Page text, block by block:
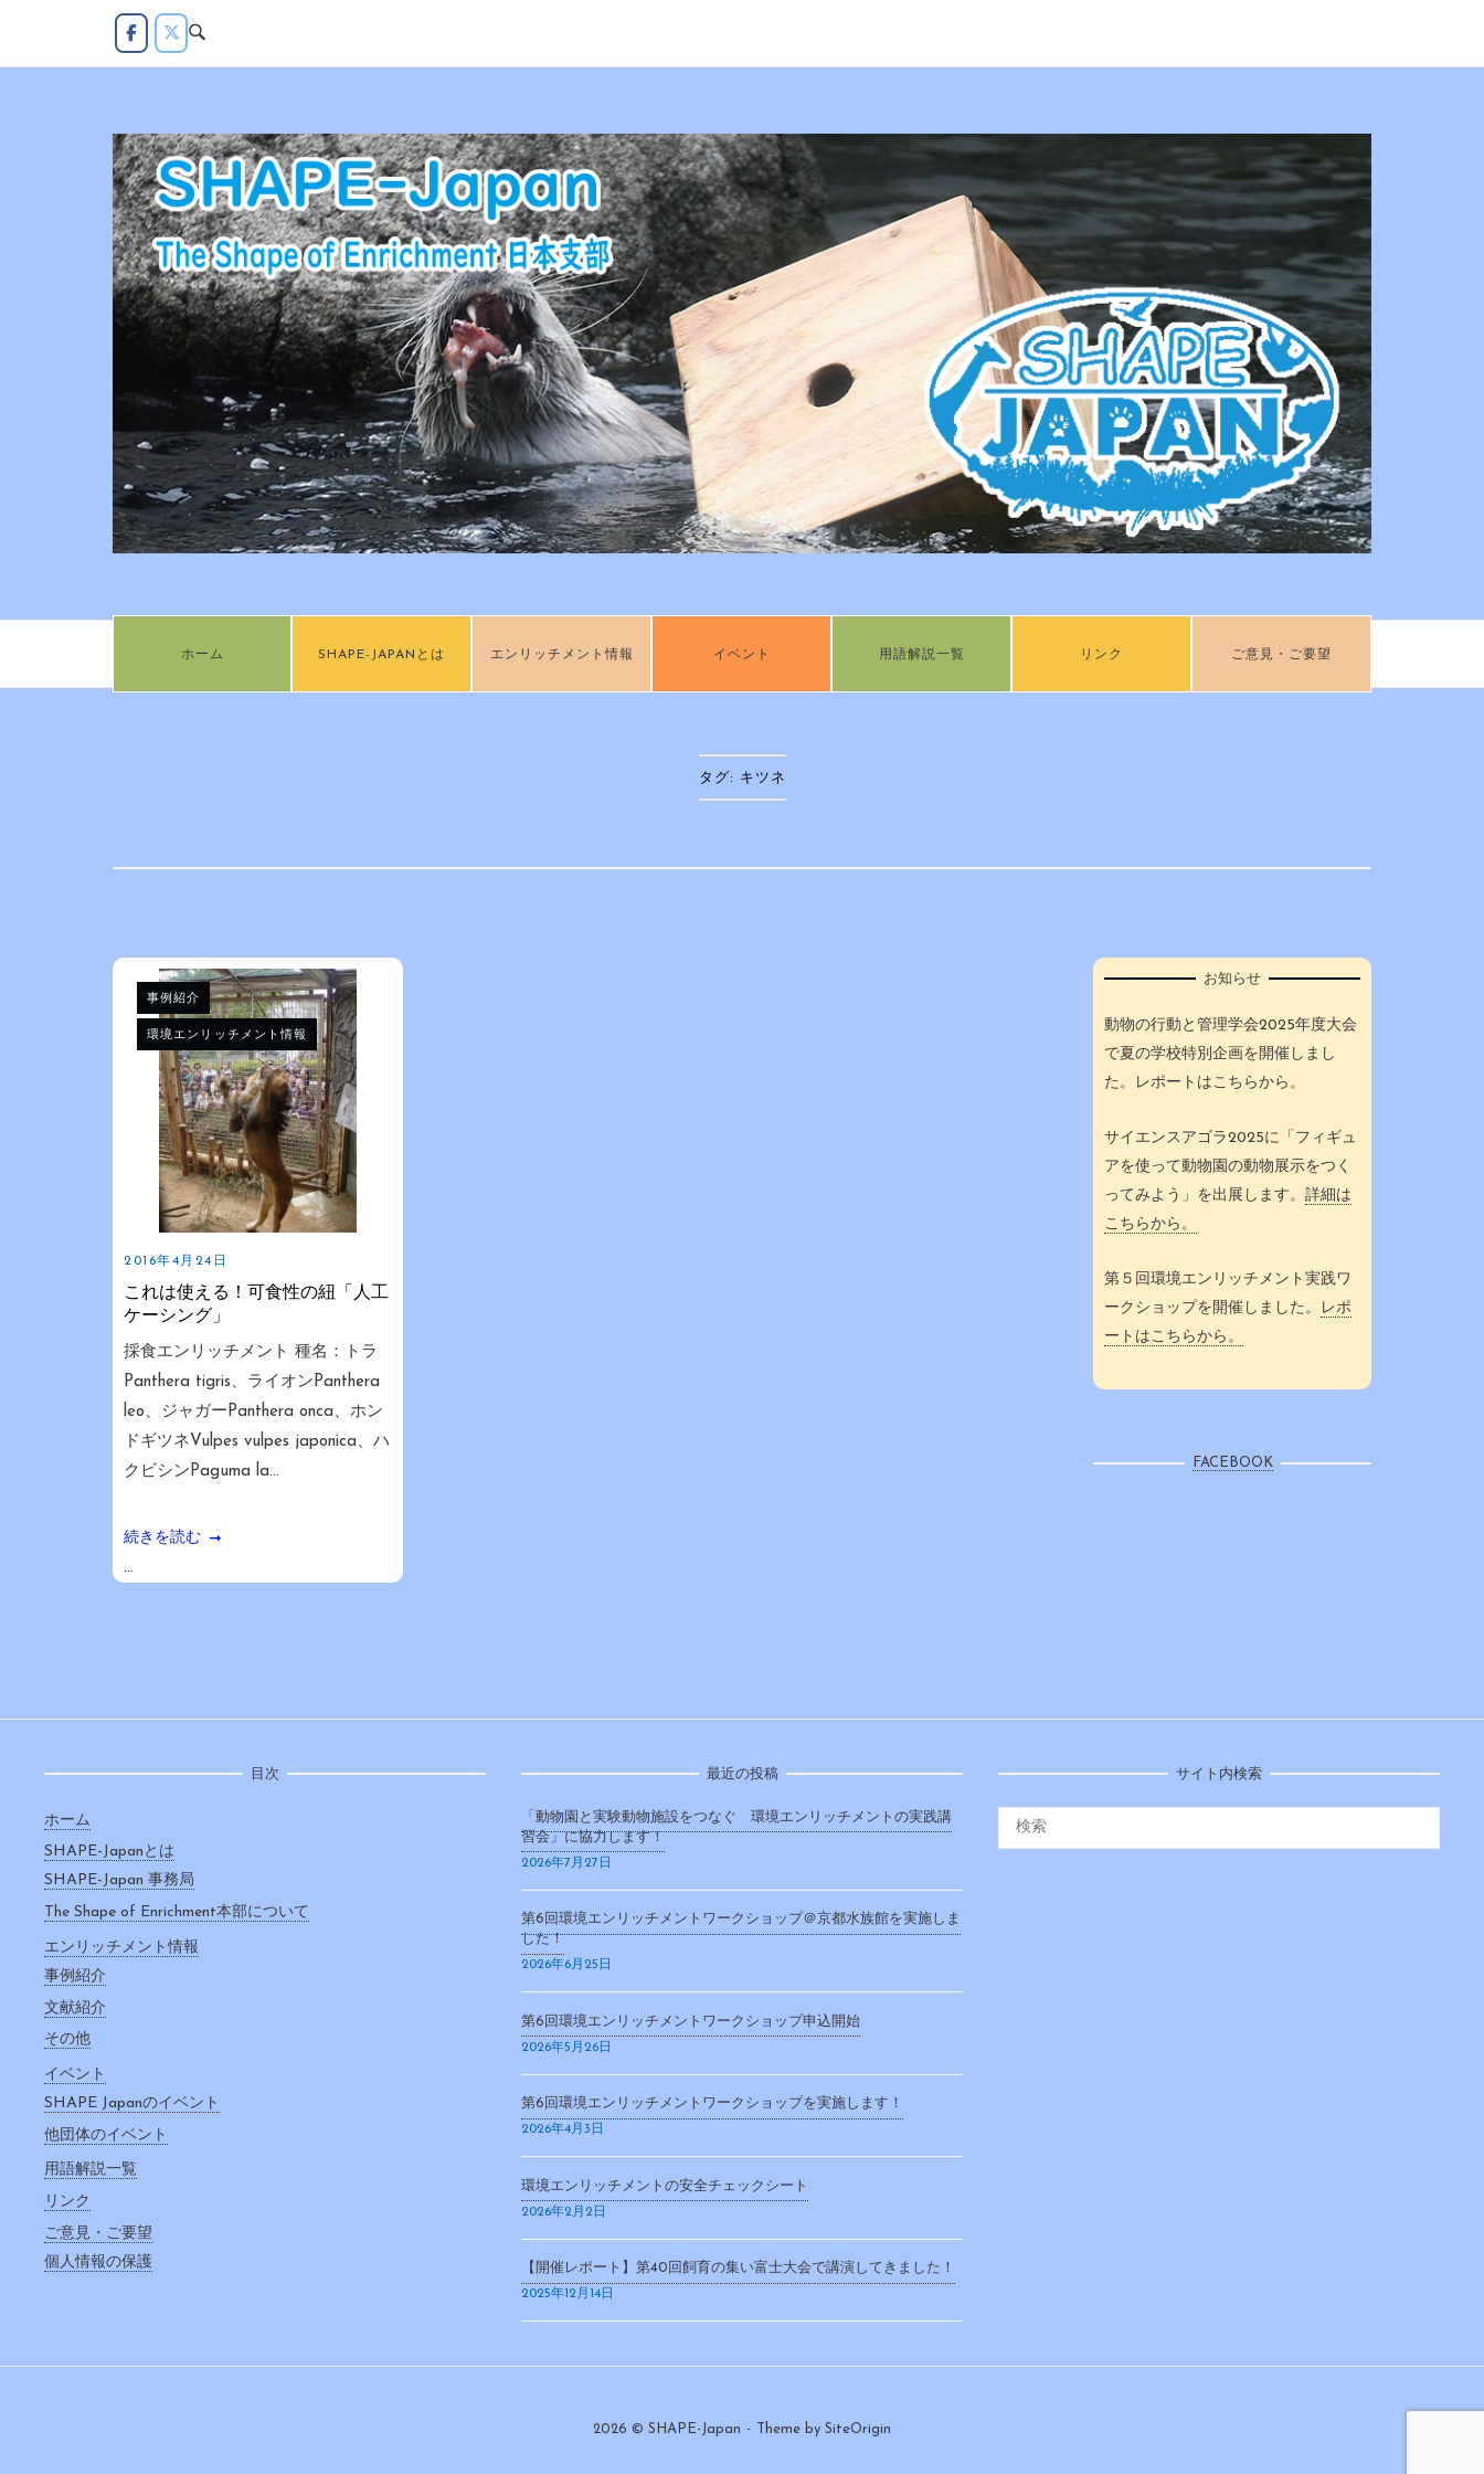
ホーム SHAPE-JAPANとは エンリッチメント情報 イベント 用語解説一覧 リンク ご意見・ご要望
タグ: キツネ
事例紹介
環境エンリッチメント情報
2016年4月24日
これは使える！可食性の紐「人工
ケーシング」
採食エンリッチメント 種名：トラ
Panthera tigris、ライオンPanthera
leo、ジャガーPanthera onca、ホン
ドギツネVulpes vulpes japonica、ハ
クビシンPaguma la...
続きを読む
...
お知らせ
動物の行動と管理学会2025年度大会
で夏の学校特別企画を開催しまし
た。レポートはこちらから。
サイエンスアゴラ2025に「フィギュ
アを使って動物園の動物展示をつく
ってみよう」を出展します。 詳細は
こちらから。
第５回環境エンリッチメント実践ワ
ークショップを開催しました。
レポ
ートはこちらから。
FACEBOOK
目次
ホーム
SHAPE-Japanとは
SHAPE-Japan 事務局
The Shape of Enrichment本部について
エンリッチメント情報
事例紹介
文献紹介
その他
イベント
SHAPE Japanのイベント
他団体のイベント
用語解説一覧
リンク
ご意見・ご要望
個人情報の保護
最近の投稿
「動物園と実験動物施設をつなぐ 環境エンリッチメントの実践講
習会」に協力します！
2026年7月27日
第6回環境エンリッチメントワークショップ＠京都水族館を実施しま
した！
2026年6月25日
第6回環境エンリッチメントワークショップ申込開始
2026年5月26日
第6回環境エンリッチメントワークショップを実施します！
2026年4月3日
環境エンリッチメントの安全チェックシート
2026年2月2日
【開催レポート】第40回飼育の集い富士大会で講演してきました！
2025年12月14日
サイト内検索
2026 © SHAPE-Japan Theme by SiteOrigin